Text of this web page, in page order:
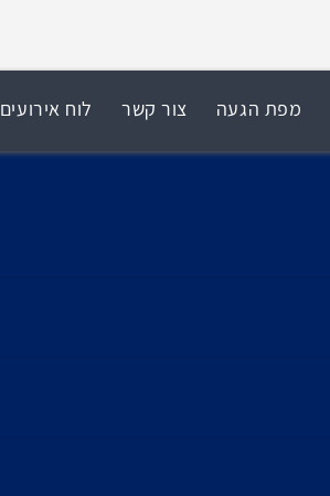
מפת הגעה צור קשר לוח אירועים